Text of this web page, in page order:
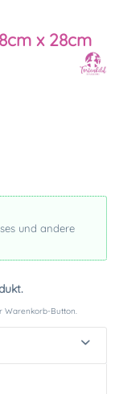
x 28cm
und andere
Warenkorb-Button.